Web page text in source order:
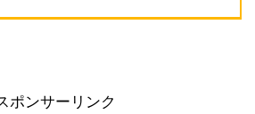
ポンサーリンク